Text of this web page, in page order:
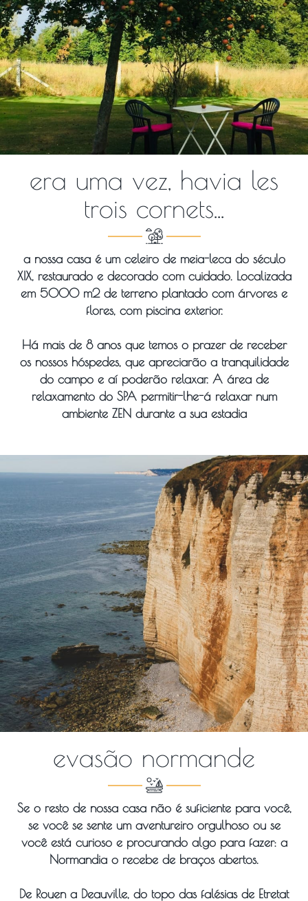
era uma vez, havia les
trois cornets...
a nossa casa é um celeiro de meia-leca do século
XIX, restaurado e decorado com cuidado. Localizada
em 5000 m2 de terreno plantado com árvores e
flores, com piscina exterior.
Há mais de 8 anos que temos o prazer de receber
os nossos hóspedes, que apreciarão a tranquilidade
do campo e aí poderão relaxar. A área de
relaxamento do SPA permitir-lhe-á relaxar num
ambiente ZEN durante a sua estadia
evasão normande
Se o resto de nossa casa não é suficiente para você,
se você se sente um aventureiro orgulhoso ou se
você está curioso e procurando algo para fazer: a
Normandia o recebe de braços abertos.
De Rouen a Deauville, do topo das falésias de Etretat